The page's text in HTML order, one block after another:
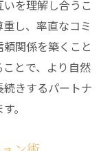
を理解し合うこ
し、率直なコミ
関係を築くこと
とで、より自然
きするパートナ
。